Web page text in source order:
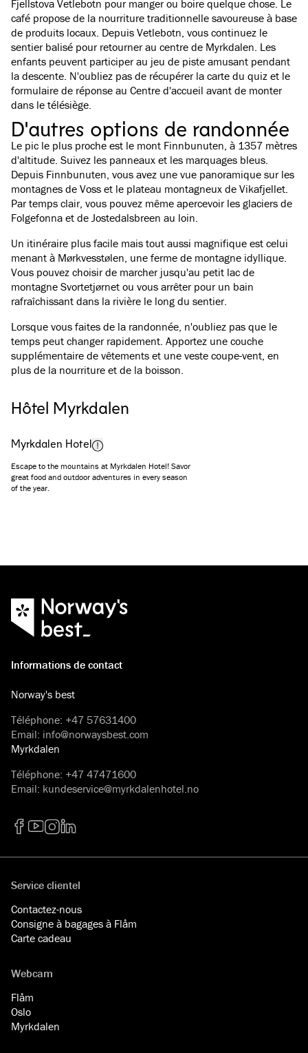
Fjellstova Vetlebotn pour manger ou boire quelque chose. Le
café propose de la nourriture traditionnelle savoureuse à base
de produits locaux. Depuis Vetlebotn, vous continuez le
sentier balisé pour retourner au centre de Myrkdalen. Les
enfants peuvent participer au jeu de piste amusant pendant
la descente. N'oubliez pas de récupérer la carte du quiz et le
formulaire de réponse au Centre d'accueil avant de monter
dans le télésiège.
D'autres options de randonnée
Le pic le plus proche est le mont Finnbunuten, à 1357 mètres
d'altitude. Suivez les panneaux et les marquages bleus.
Depuis Finnbunuten, vous avez une vue panoramique sur les
montagnes de Voss et le plateau montagneux de Vikafjellet.
Par temps clair, vous pouvez même apercevoir les glaciers de
Folgefonna et de Jostedalsbreen au loin.
Un itinéraire plus facile mais tout aussi magnifique est celui
menant à Mørkvesstølen, une ferme de montagne idyllique.
Vous pouvez choisir de marcher jusqu'au petit lac de
montagne Svortetjørnet ou vous arrêter pour un bain
rafraîchissant dans la rivière le long du sentier.
Lorsque vous faites de la randonnée, n'oubliez pas que le
temps peut changer rapidement. Apportez une couche
supplémentaire de vêtements et une veste coupe-vent, en
plus de la nourriture et de la boisson.
Hôtel Myrkdalen
Myrkdalen Hotel
Escape to the mountains at Myrkdalen Hotel! Savor
great food and outdoor adventures in every season
of the year.
Informations de contact
Norway's best
Téléphone: +47 57631400
Email: info@norwaysbest.com
Myrkdalen
Téléphone: +47 47471600
Email: kundeservice@myrkdalenhotel.no
Service clientel
Contactez-nous
Consigne à bagages à Flåm
Carte cadeau
Webcam
Flåm
Oslo
Myrkdalen